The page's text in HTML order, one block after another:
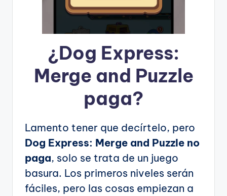
¿Dog Express:
Merge and Puzzle
paga?
Lamento tener que decírtelo, pero
Dog Express: Merge and Puzzle no
paga, solo se trata de un juego
basura. Los primeros niveles serán
fáciles, pero las cosas empiezan a